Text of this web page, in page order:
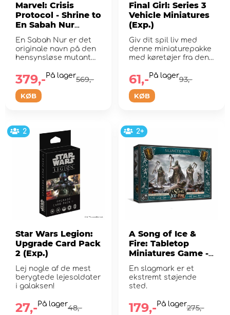
Marvel: Crisis
Protocol - Shrine to
En Sabah Nur
Terrain Pack (Exp.)
En Sabah Nur er det
originale navn på den
hensynsløse mutant
KØB
569,-
379,- På lager
Final Girl: Series 3
Vehicle Miniatures
(Exp.)
Giv dit spil liv med
denne miniaturepakke
med køretøjer fra den
KØB
93,-
61,- På lager
2
Star Wars Legion:
Upgrade Card Pack
2 (Exp.)
Lej nogle af de mest
berygtede lejesoldater
i galaksen!
48,-
27,- På lager
2+
A Song of Ice &
Fire: Tabletop
Miniatures Game -
Silenced Men (Exp.)
En slagmark er et
ekstremt støjende
sted.
275,-
179,- På lager